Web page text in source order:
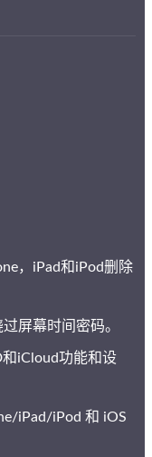
，iPad和iPod删除
屏幕时间密码。
iCloud功能和设
iPad/iPod 和 iOS